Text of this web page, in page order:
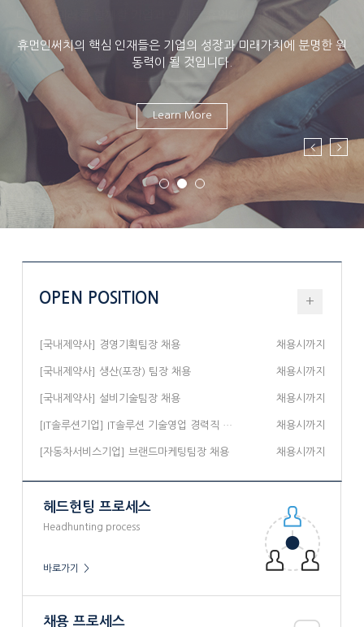
더 나은 미래를 함께할 기업과 인재를 휴먼인써치에서 만나보세요.
Learn More
휴먼인써치의 핵심 인재들은 기업의 성장과 미래가치에 분명한 원
동력이 될 것입니다.
Learn More
더욱 탄탄하고 안정된 커리어, 휴먼인써치에서 만들어 드립니다.
Learn More
OPEN POSITION +
[국내제약사] 경영기획팀장 채용 채용시까지
[국내제약사] 생산(포장) 팀장 채용 채용시까지
[국내제약사] 설비기술팀장 채용 채용시까지
[IT솔루션기업] IT솔루션 기술영업 경력직 채용 채용시까지
[자동차서비스기업] 브랜드마케팅팀장 채용 채용시까지
헤드헌팅 프로세스
Headhunting process
바로가기 >
채용 프로세스